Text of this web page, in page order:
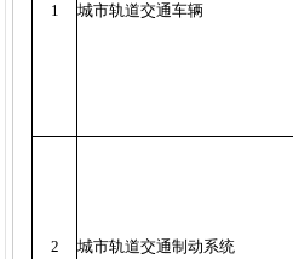
1 城市轨道交通车辆
2 城市轨道交通制动系统